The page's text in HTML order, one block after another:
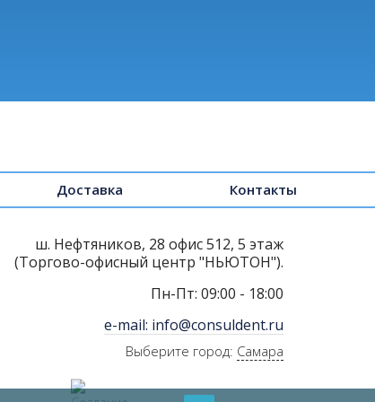
Доставка Контакты
ш. Нефтяников, 28 офис 512, 5 этаж
(Торгово-офисный центр "НЬЮТОН").
Пн-Пт: 09:00 - 18:00
e-mail: info@consuldent.ru
Выберите город: Самара